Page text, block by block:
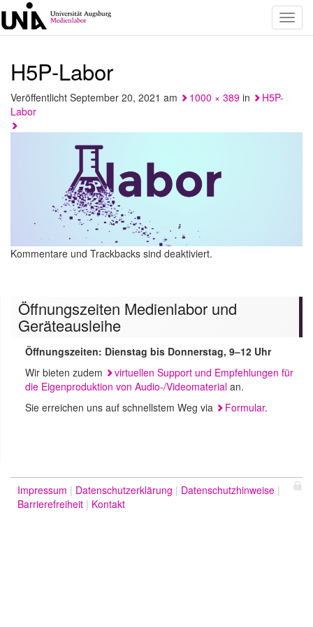
H5P-Labor
Veröffentlicht September 20, 2021 am 1000 × 389 in
H5P-
Labor
Kommentare und Trackbacks sind deaktiviert.
Öffnungszeiten Medienlabor und
Geräteausleihe
Öffnungszeiten: Dienstag bis Donnerstag, 9–12 Uhr
Wir bieten zudem
virtuellen Support und Empfehlungen für
die Eigenproduktion von Audio-/Videomaterial an.
Sie erreichen uns auf schnellstem Weg via
Formular.
Impressum Datenschutzerklärung
Datenschutzhinweise
Barrierefreiheit
Kontakt